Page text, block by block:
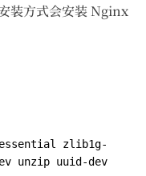
装方式会安装 Nginx
zlib1g-